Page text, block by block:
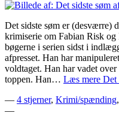
Det sidste søm er (desværre)
krimiserie om Fabian Risk
bøgerne i serien sidst i
afpresset. Han har
voldtaget. Han har vadet
toppen. Han… Læs mere Det
— 4 stjerner, Krimi/spænding,
—